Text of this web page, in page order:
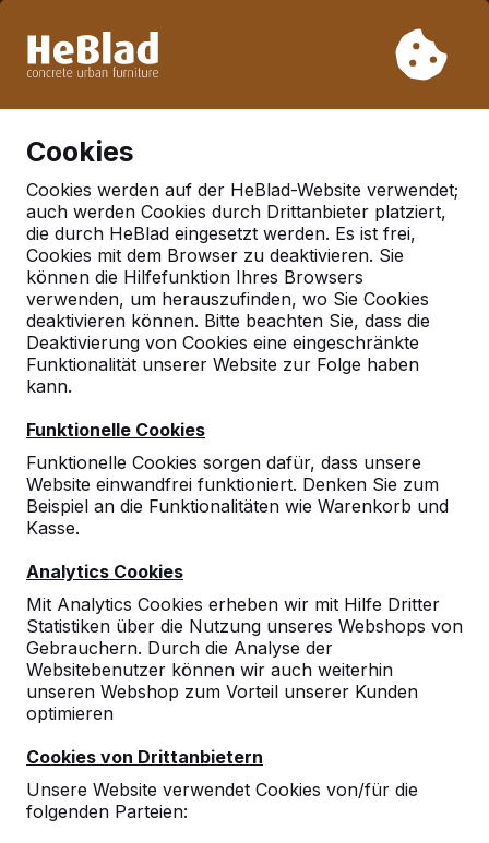
Woche 33 nicht. Bitte berücksichtigen Sie daher längere
Cookies
Cookies werden auf der HeBlad-Website verwendet;
auch werden Cookies durch Drittanbieter platziert,
die durch HeBlad eingesetzt werden. Es ist frei,
Cookies mit dem Browser zu deaktivieren. Sie
können die Hilfefunktion Ihres Browsers
verwenden, um herauszufinden, wo Sie Cookies
deaktivieren können. Bitte beachten Sie, dass die
Deaktivierung von Cookies eine eingeschränkte
Funktionalität unserer Website zur Folge haben
kann.
Funktionelle Cookies
Funktionelle Cookies sorgen dafür, dass unsere
Website einwandfrei funktioniert. Denken Sie zum
Beispiel an die Funktionalitäten wie Warenkorb und
Kasse.
Analytics Cookies
Mit Analytics Cookies erheben wir mit Hilfe Dritter
Statistiken über die Nutzung unseres Webshops von
Gebrauchern. Durch die Analyse der
Websitebenutzer können wir auch weiterhin
unseren Webshop zum Vorteil unserer Kunden
optimieren
Cookies von Drittanbietern
Unsere Website verwendet Cookies von/für die
folgenden Parteien:
Deutschland
Referenties in:Moers
10
Qualität überzeugt jedes Mal. Ich würde
jederzeit wieder bestellen.
Al Atat (Stadt Moers)
05-12-2025
10
10